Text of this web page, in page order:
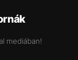
mediában!